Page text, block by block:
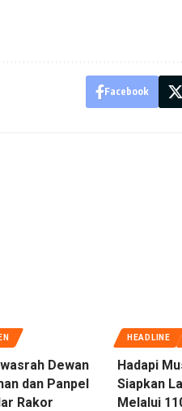
Facebook
Dewan
dan Panpel
Rakor
HEADLINE
Hadapi
Siapkan
Melalui